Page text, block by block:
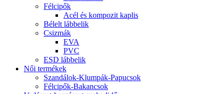
Félcipők
Acél és kompozit kaplis
Bélelt lábbelik
Csizmák
EVA
PVC
ESD lábbelik
Női termékek
Szandálok-Klumpák-Papucsok
Félcipők-Bakancsok